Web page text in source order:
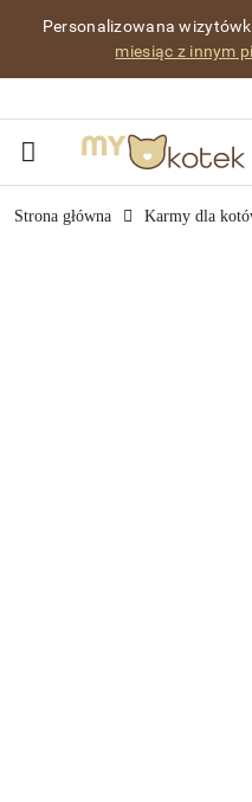
Przejdź do treści
Przejdź do
Przejdź do moje konto
Przejdź do menu
Przejdź do opisu
Przejdź do stopki
Personalizowana
miesiąc z innym
Strona główna Karmy dla